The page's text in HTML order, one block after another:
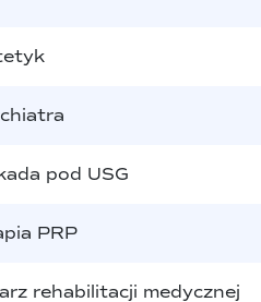
pod USG
PRP
rehabilitacji medycznej